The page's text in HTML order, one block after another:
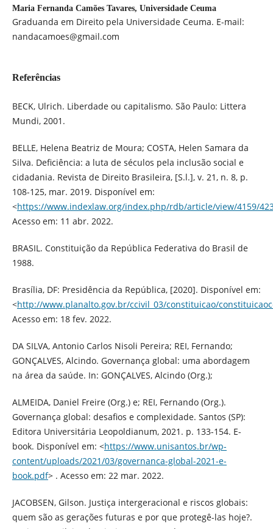
Maria Fernanda Camões Tavares, Universidade Ceuma
Graduanda em Direito pela Universidade Ceuma. E-mail:
nandacamoes@gmail.com
Referências
BECK, Ulrich. Liberdade ou capitalismo. São Paulo: Littera
Mundi, 2001.
BELLE, Helena Beatriz de Moura; COSTA, Helen Samara da
Silva. Deficiência: a luta de séculos pela inclusão social e
cidadania. Revista de Direito Brasileira, [S.l.], v. 21, n. 8, p.
108-125, mar. 2019. Disponível em:
<https://www.indexlaw.org/index.php/rdb/article/view/4159/
Acesso em: 11 abr. 2022.
BRASIL. Constituição da República Federativa do Brasil de
1988.
Brasília, DF: Presidência da República, [2020]. Disponível em:
<http://www.planalto.gov.br/ccivil_03/constituicao/
Acesso em: 18 fev. 2022.
DA SILVA, Antonio Carlos Nisoli Pereira; REI, Fernando;
GONÇALVES, Alcindo. Governança global: uma abordagem
na área da saúde. In: GONÇALVES, Alcindo (Org.);
ALMEIDA, Daniel Freire (Org.) e; REI, Fernando (Org.).
Governança global: desafios e complexidade. Santos (SP):
Editora Universitária Leopoldianum, 2021. p. 133-154. E-
book. Disponível em: <https://www.unisantos.br/wp-
content/uploads/2021/03/governanca-global-2021-e-
book.pdf> . Acesso em: 22 mar. 2022.
JACOBSEN, Gilson. Justiça intergeracional e riscos globais:
quem são as gerações futuras e por que protegê-las hoje?.